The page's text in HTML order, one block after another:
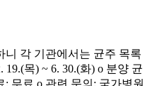
각 기관에서는 균주 목록
목) ~ 6. 30.(화) o 분양 균
무료 o 관련 문의: 국가병원